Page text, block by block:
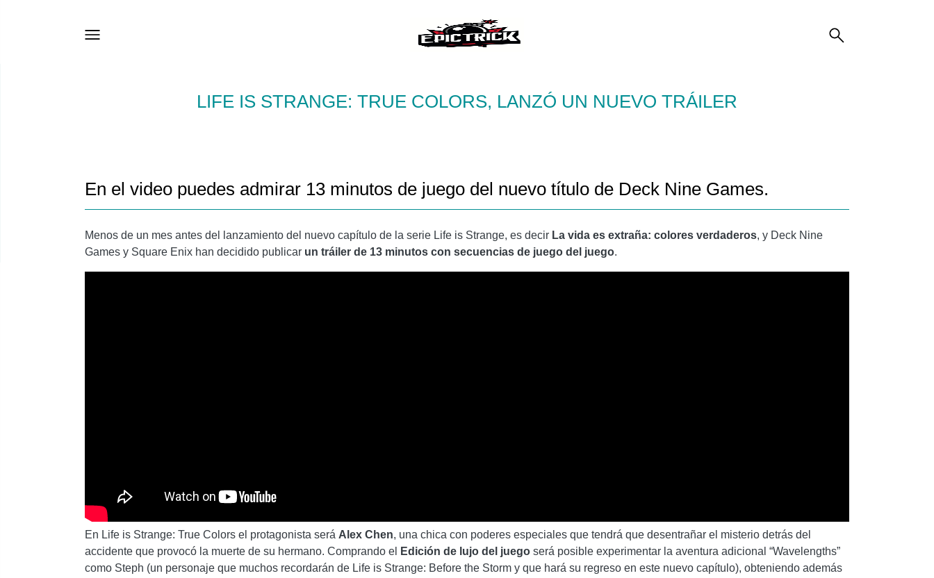
LIFE IS STRANGE: TRUE COLORS, LANZÓ UN NUEVO TRÁILER
En el video puedes admirar 13 minutos de juego del nuevo título de Deck Nine Games.
Menos de un mes antes del lanzamiento del nuevo capítulo de la serie Life is Strange, es decir La vida es extraña: colores verdaderos, y Deck Nine
Games y Square Enix han decidido publicar un tráiler de 13 minutos con secuencias de juego del juego.
En Life is Strange: True Colors el protagonista será Alex Chen, una chica con poderes especiales que tendrá que desentrañar el misterio detrás del
accidente que provocó la muerte de su hermano. Comprando el
Edición de lujo del juego será posible experimentar la aventura adicional “Wavelengths”
como Steph (un personaje que muchos recordarán de Life is Strange: Before the Storm y que hará su regreso en este nuevo capítulo), obteniendo además